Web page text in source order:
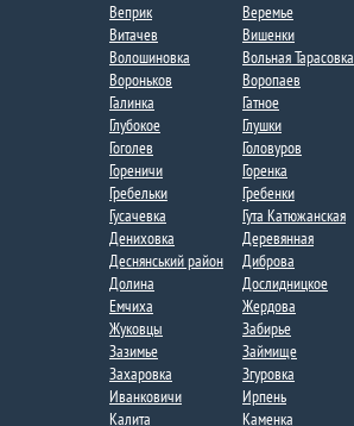
Веприк
Веремье
Витачев
Вишенки
Волошиновка
Вольная Тарасовка
Вороньков​
Воропаев​
Галинка
Гатное
Глубокое
Глушки
Гоголев
Головуров
Гореничи
Горенка
Гребельки
Гребенки
Гусачевка
Гута Катюжанская
Дениховка
Деревянная
Деснянський район
Диброва
Долина
Дослидницкое
Емчиха
Жердова
Жуковцы
Забирье
Зазимье​
Займище
Захаровка
Згуровка
Иванковичи
Ирпень
Калита
Каменка